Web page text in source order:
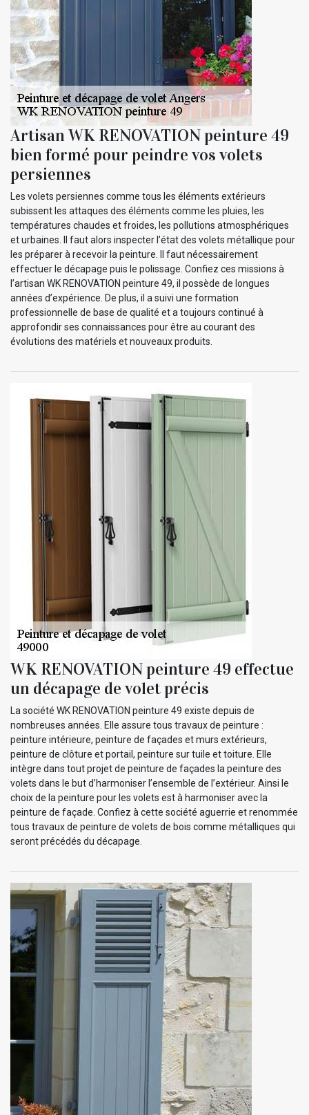
Artisan WK RENOVATION peinture 49
bien formé pour peindre vos volets
persiennes
Les volets persiennes comme tous les éléments extérieurs
subissent les attaques des éléments comme les pluies, les
températures chaudes et froides, les pollutions atmosphériques
et urbaines. Il faut alors inspecter l’état des volets métallique pour
les préparer à recevoir la peinture. Il faut nécessairement
effectuer le décapage puis le polissage. Confiez ces missions à
l’artisan WK RENOVATION peinture 49, il possède de longues
années d’expérience. De plus, il a suivi une formation
professionnelle de base de qualité et a toujours continué à
approfondir ses connaissances pour être au courant des
évolutions des matériels et nouveaux produits.
WK RENOVATION peinture 49 effectue
un décapage de volet précis
La société WK RENOVATION peinture 49 existe depuis de
nombreuses années. Elle assure tous travaux de peinture :
peinture intérieure, peinture de façades et murs extérieurs,
peinture de clôture et portail, peinture sur tuile et toiture. Elle
intègre dans tout projet de peinture de façades la peinture des
volets dans le but d’harmoniser l’ensemble de l’extérieur. Ainsi le
choix de la peinture pour les volets est à harmoniser avec la
peinture de façade. Confiez à cette société aguerrie et renommée
tous travaux de peinture de volets de bois comme métalliques qui
seront précédés du décapage.